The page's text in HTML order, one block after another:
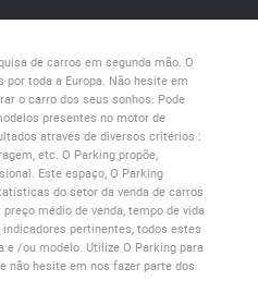
de carros em segunda mão. O
toda a Europa. Não hesite em
o carro dos seus sonhos. Pode
presentes no motor de
através de diversos critérios :
etc. O Parkingpropõe,
Este espaço, O Parking
do setor da venda de carros
médio de venda, tempo de vida
pertinentes, todos estes
e /ou modelo. Utilize O Parkingpara
não hesite em nos fazer parte dos